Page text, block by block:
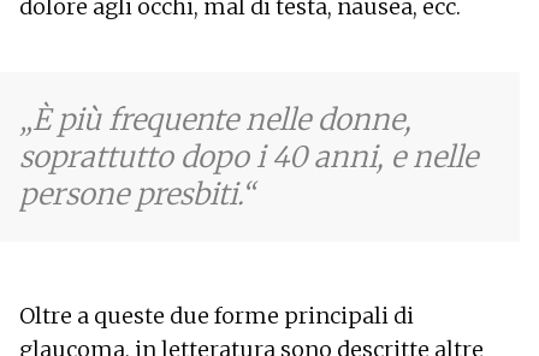
dolore agli occhi, mal di testa, nausea, ecc.
È più frequente nelle donne,
soprattutto dopo i 40 anni, e nelle
persone presbiti.
Oltre a queste due forme principali di
glaucoma, in letteratura sono descritte altre